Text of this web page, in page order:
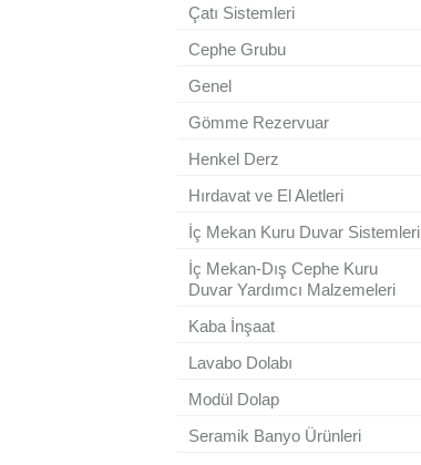
Çatı Sistemleri
Cephe Grubu
Genel
Gömme Rezervuar
Henkel Derz
Hırdavat ve El Aletleri
İç Mekan Kuru Duvar Sistemleri
İç Mekan-Dış Cephe Kuru
Duvar Yardımcı Malzemeleri
Kaba İnşaat
Lavabo Dolabı
Modül Dolap
Seramik Banyo Ürünleri